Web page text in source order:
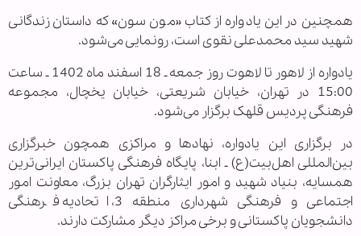
همچنین در این یادواره از کتاب «مون سون» که داستان زندگانی
شهید سید محمدعلی نقوی است، رونمایی می‌شود.
یادواره از لاهور تا لاهوت روز جمعه ـ 18 اسفند ماه 1402 ـ ساعت
15:00 در تهران، خیابان شریعتی، خیابان یخچال، مجموعه
فرهنگی پردیس قلهک برگزار می‌شود.
در برگزاری این یادواره، نهادها و مراکزی همچون خبرگزاری
بین‌المللی اهل‌بیت(ع) ـ ابنا، پایگاه فرهنگی پاکستان ایرانی‌ترین
همسایه، بنیاد شهید و امور ایثارگران تهران بزرگ، معاونت امور
اجتماعی و فرهنگی شهرداری منطقه 3، اتحادیه فرهنگی
دانشجویان پاکستانی و برخی مراکز دیگر مشارکت دارند.